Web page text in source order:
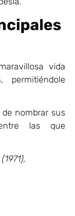
vida
permitiéndole
nombrar sus
las que